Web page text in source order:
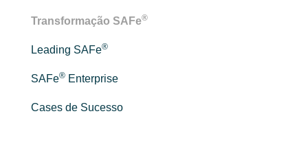
Transformação SAFe®
Leading SAFe®
SAFe® Enterprise
Cases de Sucesso